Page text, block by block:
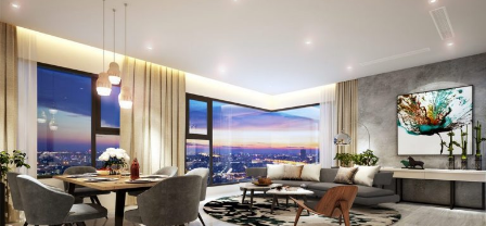
Kingdom
101
1PN
chi
tiết